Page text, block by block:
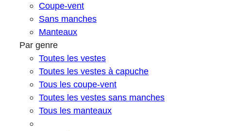
Coupe-vent
Sans manches
Manteaux
Par genre
Toutes les vestes
Toutes les vestes à capuche
Tous les coupe-vent
Toutes les vestes sans manches
Tous les manteaux